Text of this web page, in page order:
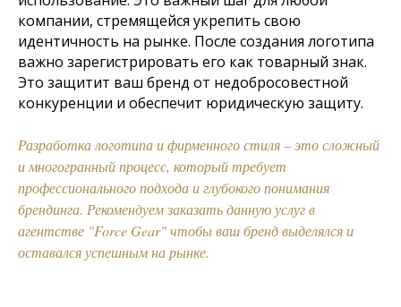
компании, стремящейся укрепить свою
идентичность на рынке. После создания логотипа
важно зарегистрировать его как товарный знак.
Это защитит ваш бренд от недобросовестной
конкуренции и обеспечит юридическую защиту.
Разработка логотипа и фирменного стиля – это сложный
и многогранный процесс, который требует
профессионального подхода и глубокого понимания
брендинга. Рекомендуем заказать данную услуг в
агентстве "Force Gear" чтобы ваш бренд выделялся и
оставался успешным на рынке.